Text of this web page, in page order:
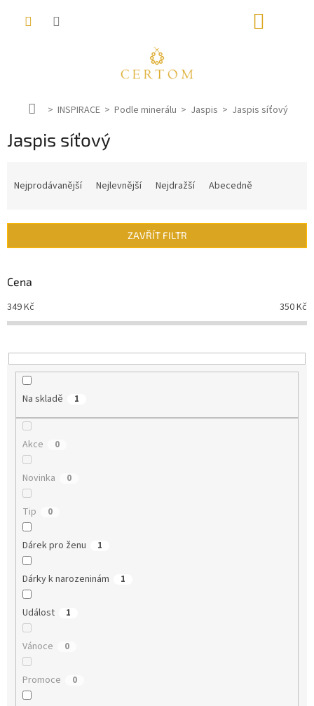
D
m
INSPIRACE Podle minerálu Jaspis Jaspis síťový
Jaspis síťový
í
r
o
d
u
t
ů
Nejprodávanější Nejlevnější Nejdražší Abecedně
ZAVŘÍT FILTR
Cena
349Kč 350Kč
Na skladě 1
Akce 0
Novinka 0
Tip 0
Dárek pro ženu 1
Dárky k narozeninám 1
Událost 1
Vánoce 0
Promoce 0